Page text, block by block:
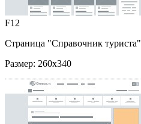
F12
Страница "Справочник туриста"
Размер: 260x340